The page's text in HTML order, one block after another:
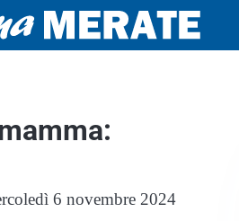
6 novembre 2024